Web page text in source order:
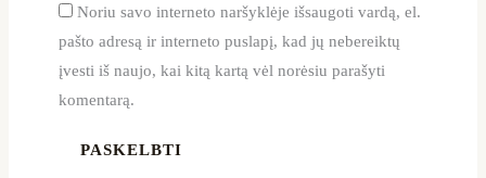
Noriu savo interneto naršyklėje išsaugoti vardą, el.
pašto adresą ir interneto puslapį, kad jų nebereiktų
įvesti iš naujo, kai kitą kartą vėl norėsiu parašyti
komentarą.